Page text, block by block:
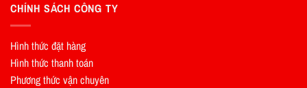
CHÍNH SÁCH CÔNG TY
Hình thức đặt hàng
Hình thức thanh toán
Phương thức vận chuyên